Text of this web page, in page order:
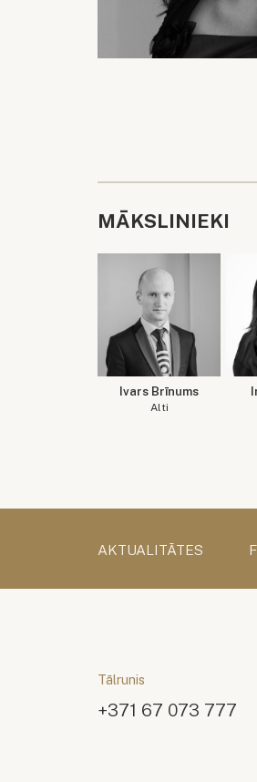
MĀKSLINIEKI
Ivars Brīnums
Alti
AKTUALITĀTES
Tālrunis
+371 67 073 777